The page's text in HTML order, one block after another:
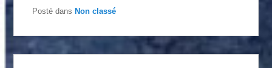
Posté dans Non classé